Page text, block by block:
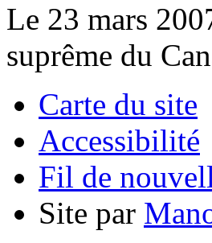
Le 23 mars
suprême du
Carte du site
Accessibilité
Fil de
Site par